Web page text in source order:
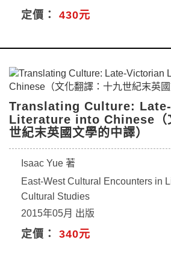
定價： 430元
Translating Culture:
Literature into Chinese（
世紀末英國文學的中譯）
Isaac Yue 著
East-West Cultural Encounters in
Cultural Studies
2015年05月 出版
定價： 340元